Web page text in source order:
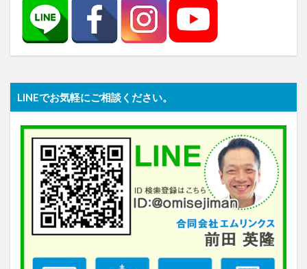
LINEでお気軽にご相談ください。